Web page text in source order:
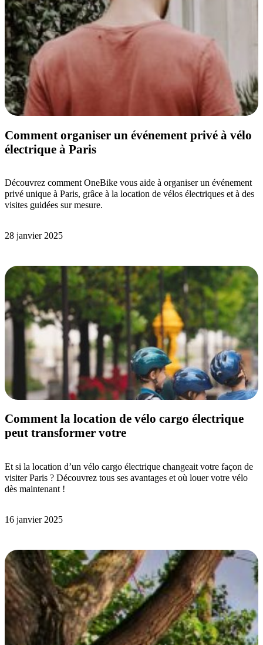
Comment organiser un événement privé à vélo
électrique à Paris
Découvrez comment OneBike vous aide à organiser un événement
privé unique à Paris, grâce à la location de vélos électriques et à des
visites guidées sur mesure.
28 janvier 2025
Comment la location de vélo cargo électrique
peut transformer votre
Et si la location d’un vélo cargo électrique changeait votre façon de
visiter Paris ? Découvrez tous ses avantages et où louer votre vélo
dès maintenant !
16 janvier 2025